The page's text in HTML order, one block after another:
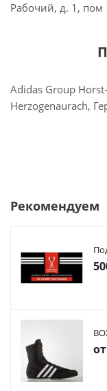
Рабочий, д. 1, пом
Adidas Group
Herzogenaurach,
Рекомендуем
от